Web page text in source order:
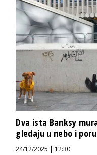
Dva ista Banksy
gledaju u nebo i
24/12/2025 | 12:30